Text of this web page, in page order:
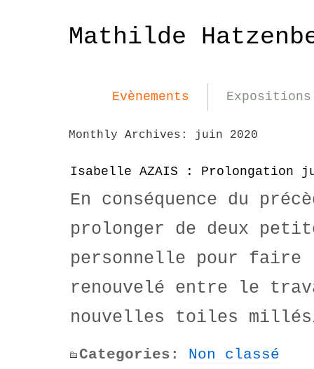
Mathilde
Evènements Expositions
Monthly Archives: juin 2020
Isabelle AZAIS : Prolongation
En conséquence du
prolonger de deux
personnelle pour faire
renouvelé entre le
nouvelles toiles
Categories: Non classé